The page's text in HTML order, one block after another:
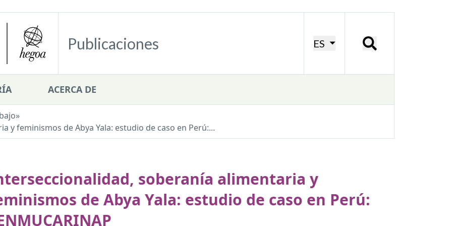
Publicaciones ES
ACERCA DE
»
y feminismos de Abya Yala: estudio de caso en Perú:...
soberanía alimentaria y
de Abya Yala: estudio de caso en Perú: